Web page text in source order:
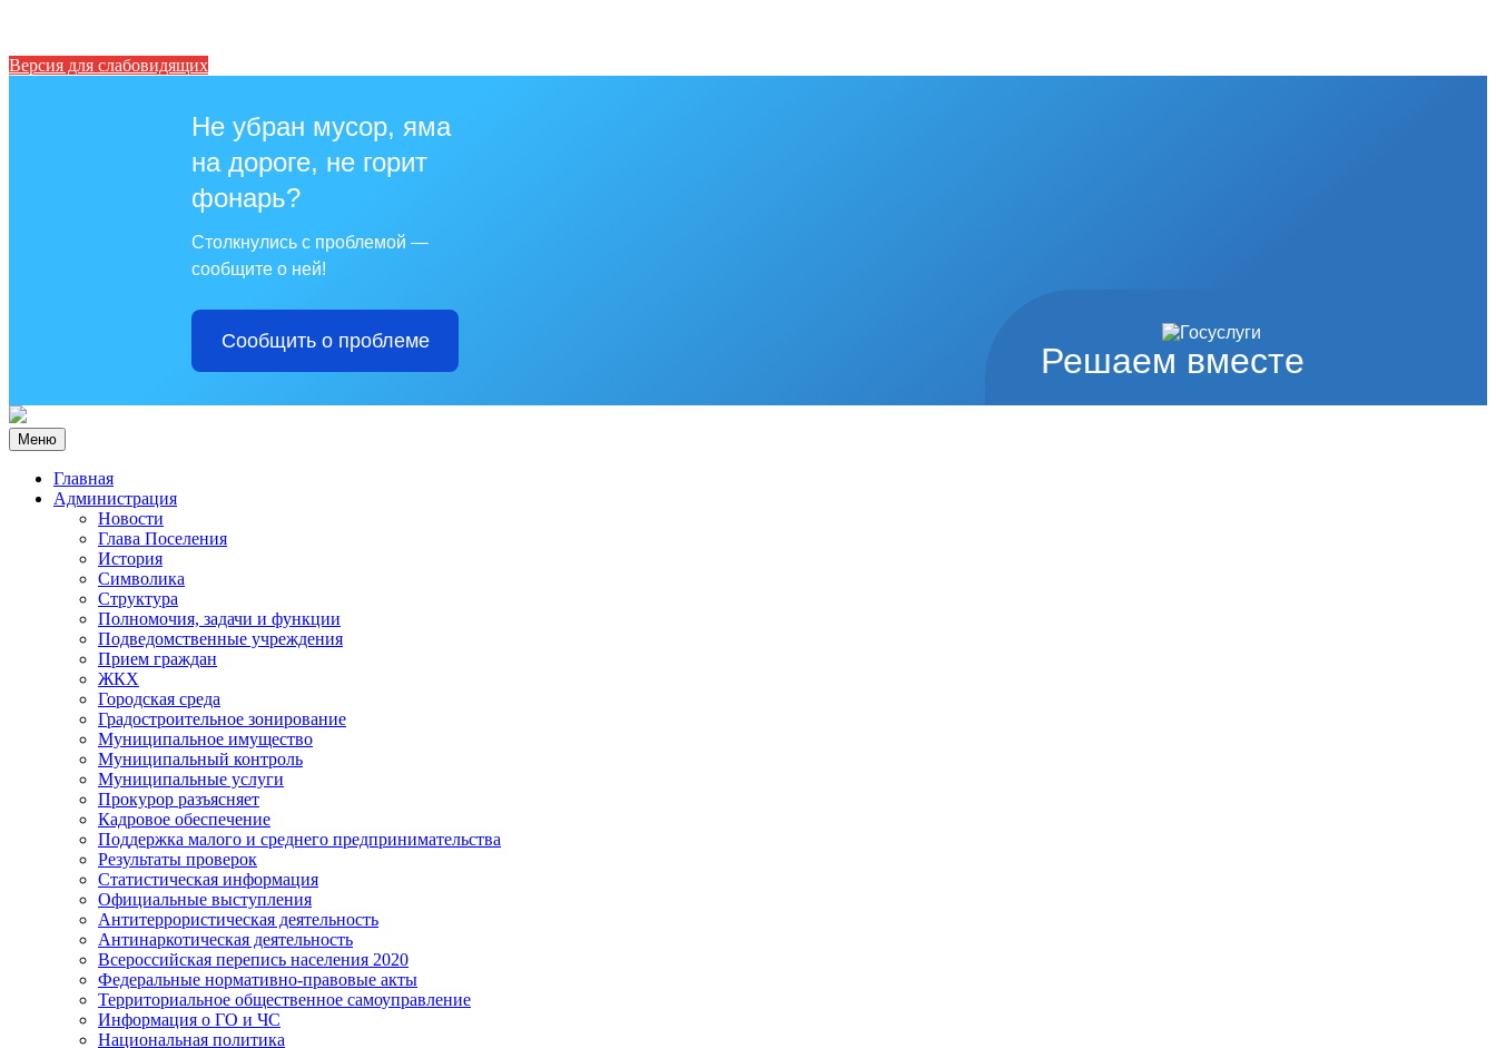
Версия для слабовидящих
Решаем вместе
Не убран мусор, яма
на дороге, не горит
фонарь?
Столкнулись с проблемой —
сообщите о ней!
Сообщить о проблеме
Меню
Главная
Администрация
Новости
Глава Поселения
История
Символика
Структура
Полномочия, задачи и функции
Подведомственные учреждения
Прием граждан
ЖКХ
Городская среда
Градостроительное зонирование
Муниципальное имущество
Муниципальный контроль
Муниципальные услуги
Прокурор разъясняет
Кадровое обеспечение
Поддержка малого и среднего предпринимательства
Результаты проверок
Статистическая информация
Официальные выступления
Антитеррористическая деятельность
Антинаркотическая деятельность
Всероссийская перепись населения 2020
Федеральные нормативно-правовые акты
Территориальное общественное самоуправление
Информация о ГО и ЧС
Национальная политика